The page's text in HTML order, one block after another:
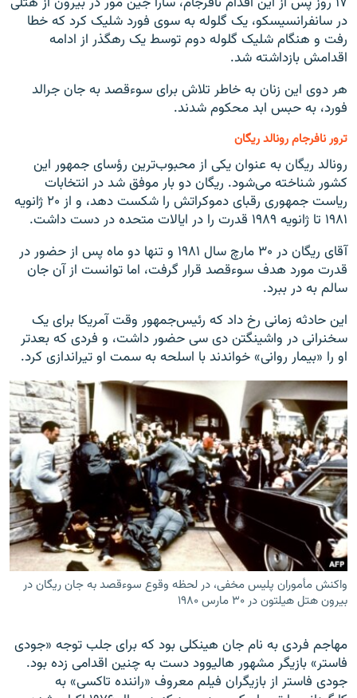
در سانفرانسیسکو، یک گلوله به سوی فورد شلیک کرد که خطا
رفت و هنگام شلیک گلوله دوم توسط یک رهگذر از ادامه
اقدامش بازداشته شد.
هر دوی این زنان به خاطر تلاش برای سوءقصد به جان جرالد
فورد، به حبس ابد محکوم شدند.
ترور نافرجام رونالد ریگان
رونالد ریگان به عنوان یکی از محبوب‌ترین رؤسای جمهور این
کشور شناخته می‌شود. ریگان دو بار موفق شد در انتخابات
ریاست جمهوری رقبای دموکراتش را شکست دهد، و از ۲۰ ژانویه
۱۹۸۱ تا ژانویه ۱۹۸۹ قدرت را در ایالات متحده در دست داشت.
آقای ریگان در ۳۰ مارچ سال ۱۹۸۱ و تنها دو ماه پس از حضور در
قدرت مورد هدف سوءقصد قرار گرفت، اما توانست از آن جان
سالم به در ببرد.
این حادثه زمانی رخ داد که رئيس‌جمهور وقت آمریکا برای یک
سخنرانی در واشینگتن دی سی حضور داشت، و فردی که بعدتر
او را «بیمار روانی» خواندند با اسلحه به سمت او تیراندازی کرد.
واکنش مأموران پلیس مخفی، در لحظه وقوع سوءقصد به جان ریگان در
بیرون هتل هیلتون در ۳۰ مارس ۱۹۸۰
مهاجم فردی به نام جان هینکلی بود که برای جلب توجه «جودی
فاستر» بازیگر مشهور هالیوود دست به چنین اقدامی زده بود.
جودی فاستر از بازیگران فیلم معروف «راننده تاکسی» به